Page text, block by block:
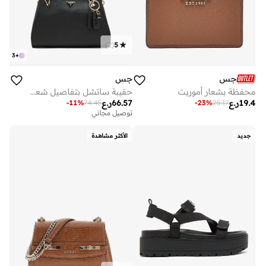
جس
محفظة بشعار أموريت
ر.ع19.4
25.17
-23%
+
3
5
(
2
)
جس
حقيبة ساتشل بتفاصيل شعار نويل
ر.ع66.57
74.45
-11%
توصيل مجاني
جديد الأكثر مشاهدة